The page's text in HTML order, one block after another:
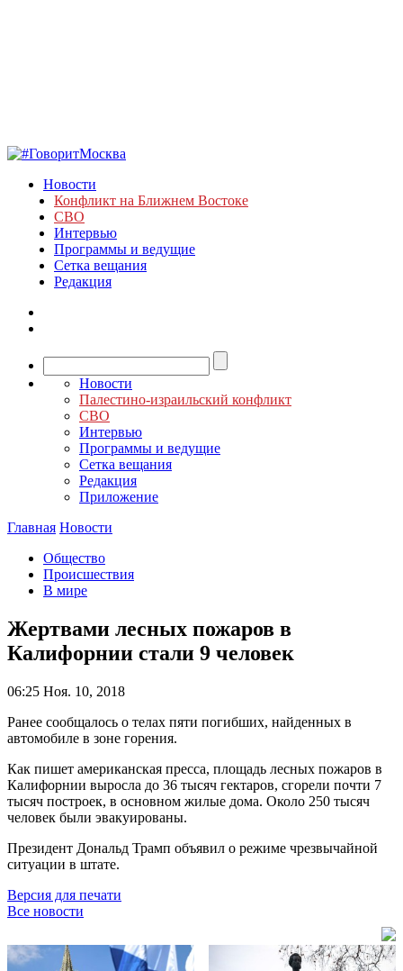
Новости
Конфликт на Ближнем Востоке
СВО
Интервью
Программы и ведущие
Сетка вещания
Редакция
Новости
Палестино-израильский конфликт
СВО
Интервью
Программы и ведущие
Сетка вещания
Редакция
Приложение
Главная Новости
Общество
Происшествия
В мире
Жертвами лесных пожаров в
Калифорнии стали 9 человек
06:25 Ноя. 10, 2018
Ранее сообщалось о телах пяти погибших, найденных в
автомобиле в зоне горения.
Как пишет американская пресса, площадь лесных пожаров в
Калифорнии выросла до 36 тысяч гектаров, сгорели почти 7
тысяч построек, в основном жилые дома. Около 250 тысяч
человек были эвакуированы.
Президент Дональд Трамп объявил о режиме чрезвычайной
ситуации в штате.
Версия для печати
Все новости